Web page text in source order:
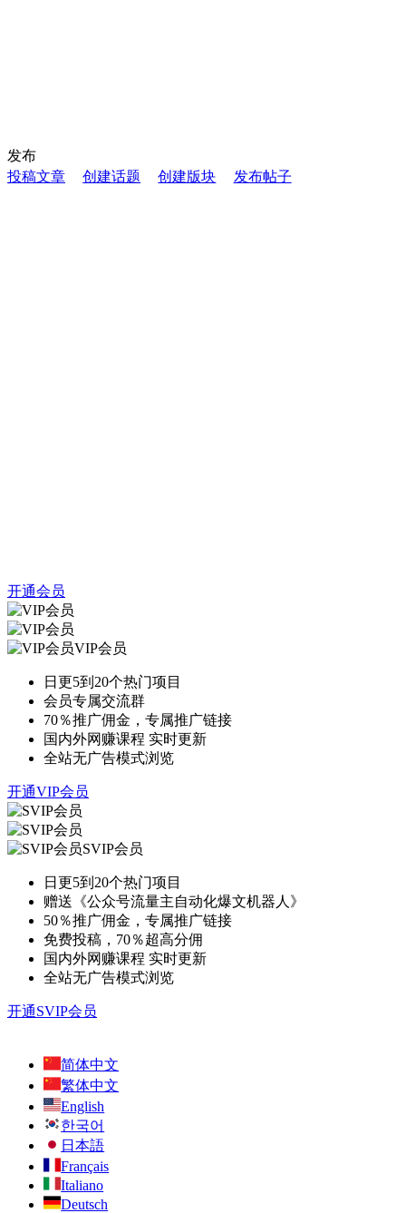
发布
投稿文章
创建话题 创建版块 发布帖子
开通会员
VIP会员
日更5到20个热门项目
会员专属交流群
70％推广佣金，专属推广链接
国内外网赚课程 实时更新
全站无广告模式浏览
开通VIP会员
SVIP会员
日更5到20个热门项目
赠送《公众号流量主自动化爆文机器人》
50％推广佣金，专属推广链接
免费投稿，70％超高分佣
国内外网赚课程 实时更新
全站无广告模式浏览
开通SVIP会员
简体中文
繁体中文
English
한국어
日本語
Français
Italiano
Deutsch